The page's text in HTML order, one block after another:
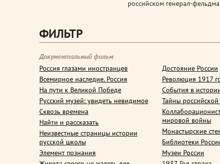
российском генерал-
ФИЛЬТР
Документальный фильм
Россия глазами иностранцев
Всемирное наследие. Россия
На пути к Великой Победе
Русский музей: увидеть невидимое
Сквозь времена
Найти и рассказать
Неизвестные страницы истории
русской школы
Элемент познания
Достояние России
Революция 1917
События в
Тайны
мировой войны
Монастырские
Библиотеки
Музеи России